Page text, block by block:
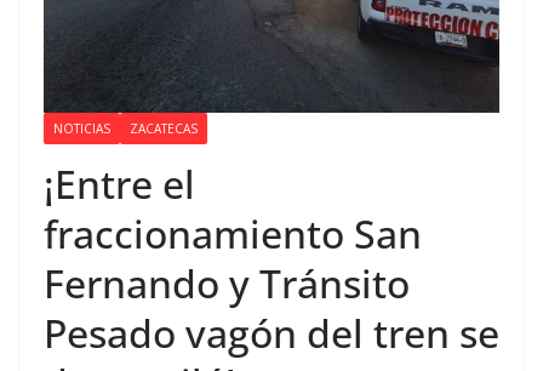
NOTICIAS ZACATECAS
¡Entre el
fraccionamiento San
Fernando y Tránsito
Pesado vagón del tren se